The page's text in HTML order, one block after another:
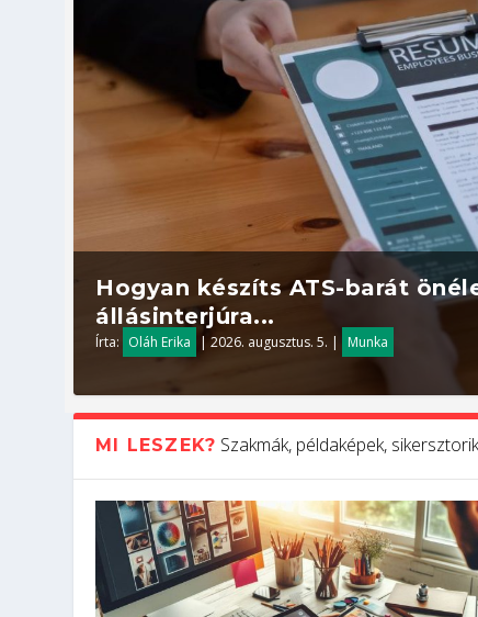
Hogyan készíts ATS-barát
állásinterjúra...
Írta: Oláh Erika |2026. augusztus. 5. | Munka
MI LESZEK? Szakmák, példaképek,